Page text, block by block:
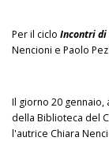
Per il ciclo Incontri
Nencioni e Paolo
Il giorno 20 gennaio,
della Biblioteca del
l'autrice Chiara